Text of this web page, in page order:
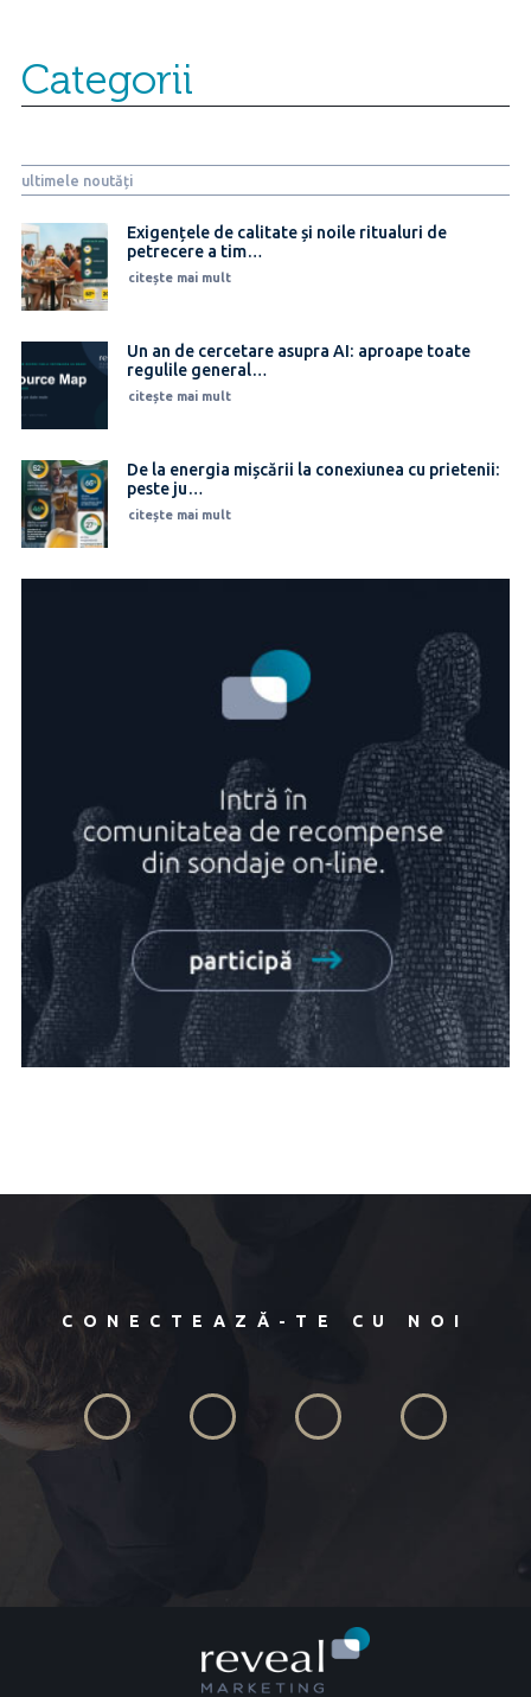
Categorii
ultimele noutăți
Exigențele de calitate și noile ritualuri de
petrecere a tim…
citește mai mult
Un an de cercetare asupra AI: aproape toate
regulile general…
citește mai mult
De la energia mișcării la conexiunea cu prietenii:
peste ju…
citește mai mult
CONECTEAZĂ-TE CU NOI